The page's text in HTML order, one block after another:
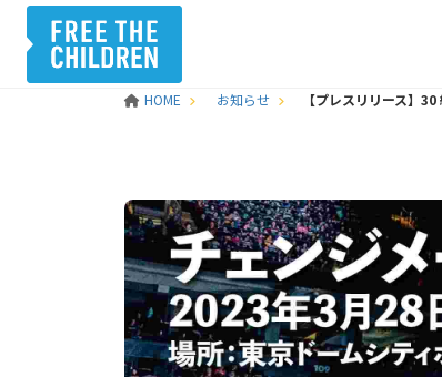
HOME お知らせ 【プレスリリース】